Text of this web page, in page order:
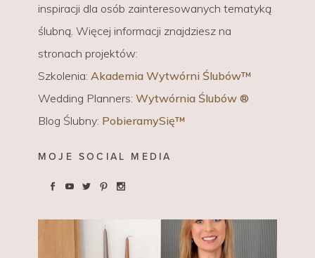
inspiracji dla osób zainteresowanych tematyką
ślubną. Więcej informacji znajdziesz na
stronach projektów:
Szkolenia: Akademia Wytwórni Ślubów™
Wedding Planners: Wytwórnia Ślubów ®
Blog Ślubny: PobieramySię™
MOJE SOCIAL MEDIA